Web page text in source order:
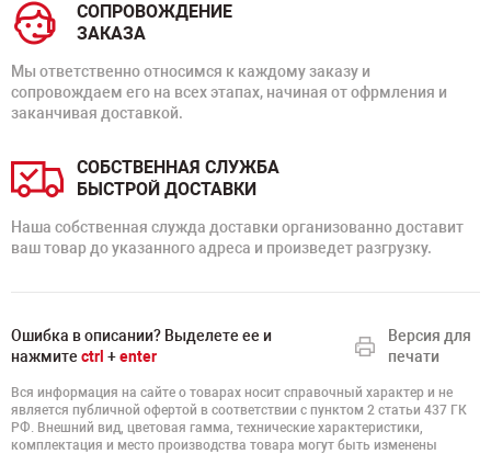
СОПРОВОЖДЕНИЕ
ЗАКАЗА
Мы ответственно относимся к каждому заказу и
сопровождаем его на всех этапах, начиная от офрмления и
заканчивая доставкой.
СОБСТВЕННАЯ СЛУЖБА
БЫСТРОЙ ДОСТАВКИ
Наша собственная служда доставки организованно доставит
ваш товар до указанного адреса и произведет разгрузку.
Ошибка в описании? Выделете ее и
нажмите ctrl +enter
Версия для
печати
Вся информация на сайте о товарах носит справочный характер и не
является публичной офертой в соответствии с пунктом 2 статьи 437 ГК
РФ. Внешний вид, цветовая гамма, технические характеристики,
комплектация и место производства товара могут быть изменены